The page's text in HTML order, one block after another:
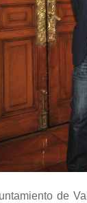
de